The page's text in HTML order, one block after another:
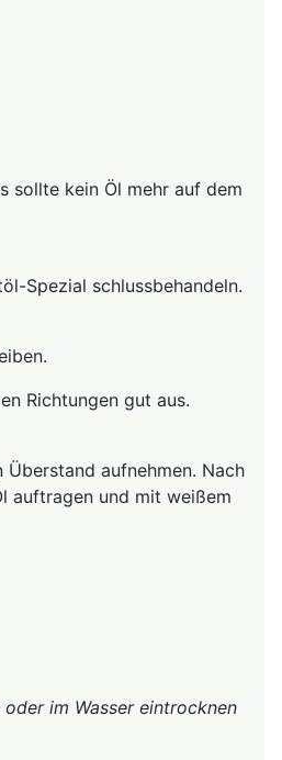
sollte kein Öl mehr auf dem
Spezial schlussbehandeln.
Richtungen gut aus.
aufnehmen. Nach
auftragen und mit weißem
im Wasser eintrocknen